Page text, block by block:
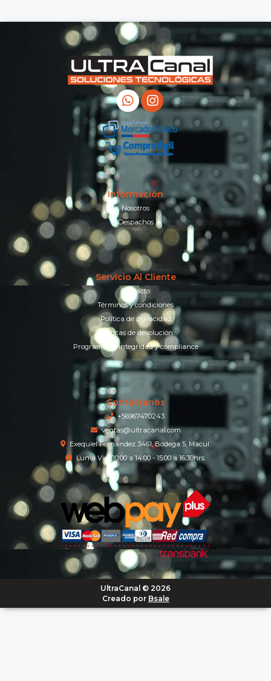
Información
Nosotros
Despachos
Servicio Al Cliente
Contacto
Términos y condiciones
Política de privacidad
Políticas de devolución
Programa de integridad y compliance
Contáctanos
+56967470243
ventas@ultracanal.com
Exequiel Fernandez 3461, Bodega 5, Macul.
Lun a Vier 10:00 a 14:00 - 15:00 a 16:30hrs.
UltraCanal © 2026
Creado por Bsale